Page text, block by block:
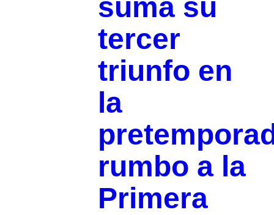
suma su
tercer
triunfo en
la
rumbo a la
Primera